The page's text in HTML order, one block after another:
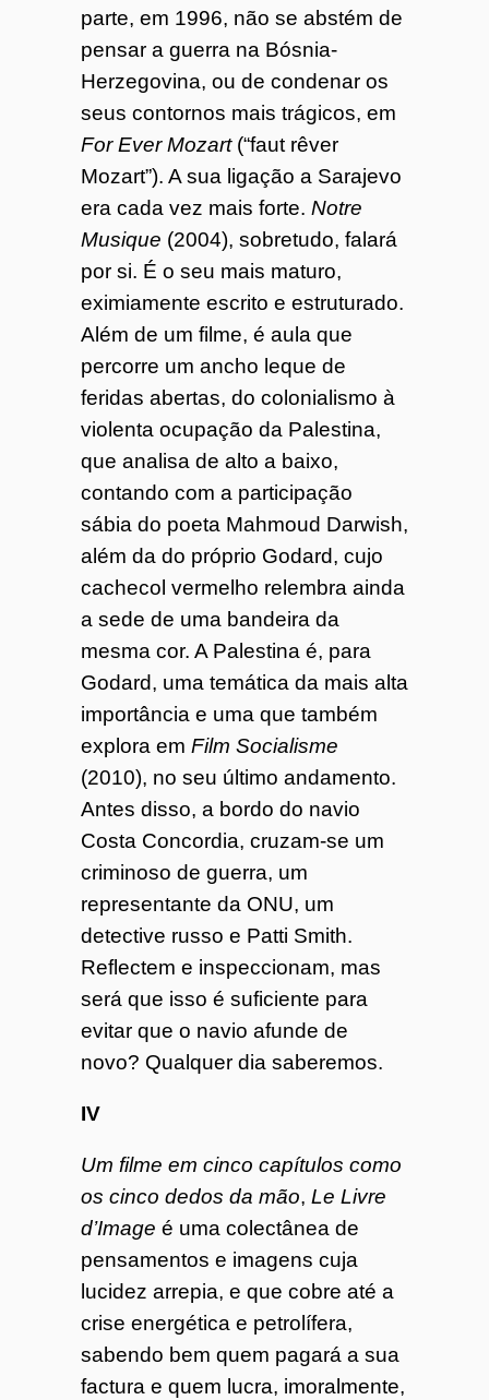
parte, em 1996, não se abstém de
pensar a guerra na Bósnia-
Herzegovina, ou de condenar os
seus contornos mais trágicos, em
For Ever Mozart(“faut rêver
Mozart”). A sua ligação a Sarajevo
era cada vez mais forte. Notre
Musique (2004), sobretudo, falará
por si. É o seu mais maturo,
eximiamente escrito e estruturado.
Além de um filme, é aula que
percorre um ancho leque de
feridas abertas, do colonialismo à
violenta ocupação da Palestina,
que analisa de alto a baixo,
contando com a participação
sábia do poeta Mahmoud Darwish,
além da do próprio Godard, cujo
cachecol vermelho relembra ainda
a sede de uma bandeira da
mesma cor. A Palestina é, para
Godard, uma temática da mais alta
importância e uma que também
explora em Film Socialisme
(2010), no seu último andamento.
Antes disso, a bordo do navio
Costa Concordia, cruzam-se um
criminoso de guerra, um
representante da ONU, um
detective russo e Patti Smith.
Reflectem e inspeccionam, mas
será que isso é suficiente para
evitar que o navio afunde de
novo? Qualquer dia saberemos.
IV
Um filme em cinco capítulos como
os cinco dedos da mão, Le Livre
d’Image é uma colectânea de
pensamentos e imagens cuja
lucidez arrepia, e que cobre até a
crise energética e petrolífera,
sabendo bem quem pagará a sua
factura e quem lucra, imoralmente,